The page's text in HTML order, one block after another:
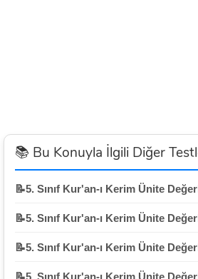
📚 Bu Konuyla İlgili Diğer
📝5. Sınıf Kur'an-ı Kerim Ünite
📝5. Sınıf Kur'an-ı Kerim Ünite
📝5. Sınıf Kur'an-ı Kerim Ünite